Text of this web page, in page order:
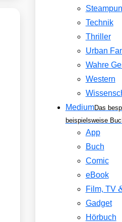
Technik
Thriller
Urban
Wahre
Western
MediumDas
beispielsweise
App
Buch
Comic
eBook
Film, TV
Gadget
Hörbuch